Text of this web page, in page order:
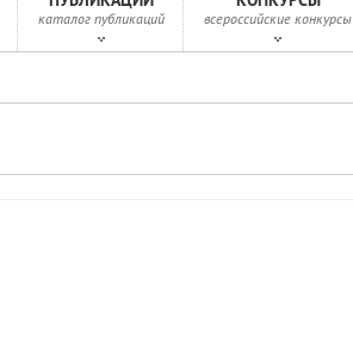
каталог публикаций всероссийские конкурсы